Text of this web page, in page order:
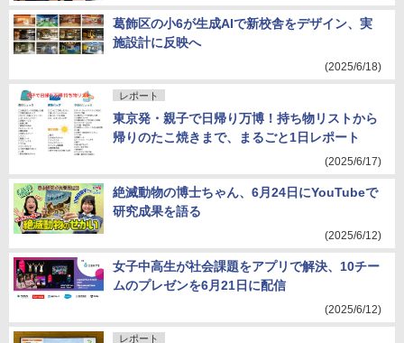
葛飾区の小6が生成AIで新校舎をデザイン、実
施設計に反映へ
(2025/6/18)
レポート
東京発・親子で日帰り万博！持ち物リストから
帰りのたこ焼きまで、まるごと1日レポート
(2025/6/17)
絶滅動物の博士ちゃん、6月24日にYouTubeで
研究成果を語る
(2025/6/12)
女子中高生が社会課題をアプリで解決、10チー
ムのプレゼンを6月21日に配信
(2025/6/12)
レポート